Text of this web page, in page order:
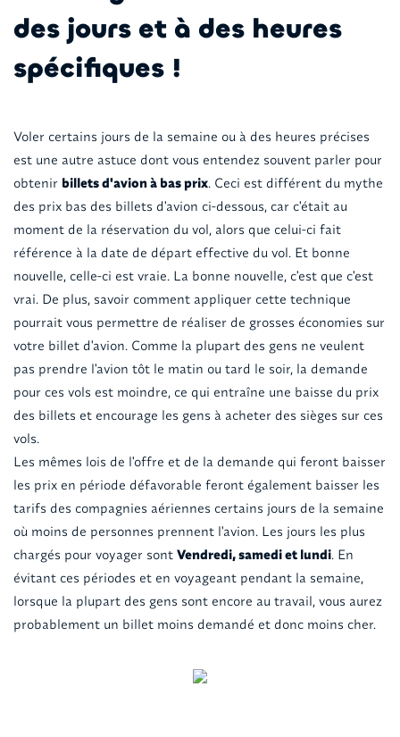
des jours et à des heures
spécifiques !
Voler certains jours de la semaine ou à des heures précises
est une autre astuce dont vous entendez souvent parler pour
obtenir billets d'avion à bas prix. Ceci est différent du mythe
des prix bas des billets d'avion ci-dessous, car c'était au
moment de la réservation du vol, alors que celui-ci fait
référence à la date de départ effective du vol. Et bonne
nouvelle, celle-ci est vraie. La bonne nouvelle, c'est que c'est
vrai. De plus, savoir comment appliquer cette technique
pourrait vous permettre de réaliser de grosses économies sur
votre billet d'avion. Comme la plupart des gens ne veulent
pas prendre l'avion tôt le matin ou tard le soir, la demande
pour ces vols est moindre, ce qui entraîne une baisse du prix
des billets et encourage les gens à acheter des sièges sur ces
vols.
Les mêmes lois de l'offre et de la demande qui feront baisser
les prix en période défavorable feront également baisser les
tarifs des compagnies aériennes certains jours de la semaine
où moins de personnes prennent l'avion. Les jours les plus
chargés pour voyager sont Vendredi, samedi et lundi. En
évitant ces périodes et en voyageant pendant la semaine,
lorsque la plupart des gens sont encore au travail, vous aurez
probablement un billet moins demandé et donc moins cher.